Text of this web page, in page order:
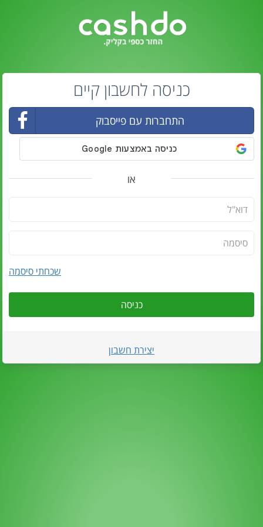
כניסה לחשבון קיים
התחברות עם פייסבוק
או
שכחתי סיסמה
כניסה
יצירת חשבון